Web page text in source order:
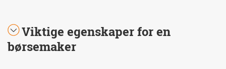
Viktige egenskaper for en
børsemaker